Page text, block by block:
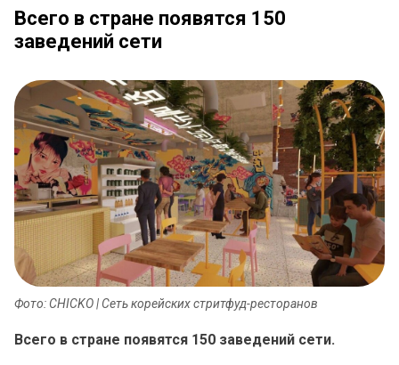
Всего в стране появятся 150
заведений сети
Фото: CHICKO | Сеть корейских стритфуд-ресторанов
Всего в стране появятся 150 заведений сети.